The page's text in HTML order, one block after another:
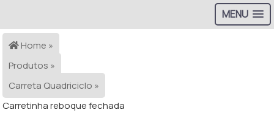
MENU
Home »
Produtos »
Carreta Quadriciclo »
Carretinha reboque fechada